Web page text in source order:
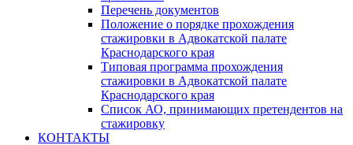
Перечень документов
Положение о порядке прохождения
стажировки в Адвокатской палате
Краснодарского края
Типовая программа прохождения
стажировки в Адвокатской палате
Краснодарского края
Список АО, принимающих претендентов на
стажировку
КОНТАКТЫ